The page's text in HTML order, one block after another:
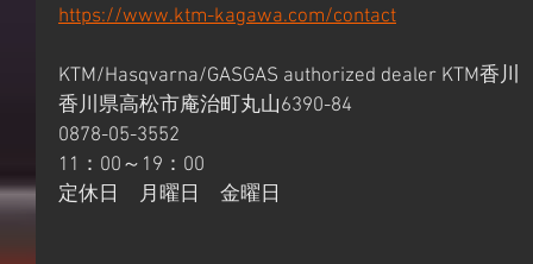
https://www.ktm-kagawa.com/contact
KTM/Hasqvarna/GASGAS authorized dealer KTM香川
香川県高松市庵治町丸山6390-84
0878-05-3552
11：00～19：00
定休日　月曜日　金曜日